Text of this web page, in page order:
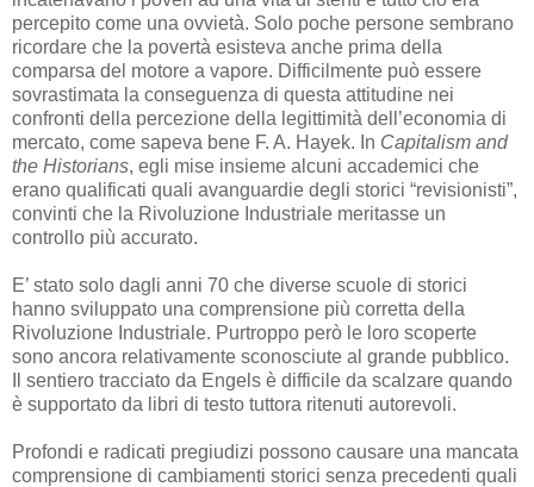
percepito come una ovvietà. Solo poche persone sembrano
ricordare che la povertà esisteva anche prima della
comparsa del motore a vapore. Difficilmente può essere
sovrastimata la conseguenza di questa attitudine nei
confronti della percezione della legittimità dell’economia di
mercato, come sapeva bene F. A. Hayek. In Capitalism and
the Historians, egli mise insieme alcuni accademici che
erano qualificati quali avanguardie degli storici “revisionisti”,
convinti che la Rivoluzione Industriale meritasse un
controllo più accurato.
E’ stato solo dagli anni 70 che diverse scuole di storici
hanno sviluppato una comprensione più corretta della
Rivoluzione Industriale. Purtroppo però le loro scoperte
sono ancora relativamente sconosciute al grande pubblico.
Il sentiero tracciato da Engels è difficile da scalzare quando
è supportato da libri di testo tuttora ritenuti autorevoli.
Profondi e radicati pregiudizi possono causare una mancata
comprensione di cambiamenti storici senza precedenti quali